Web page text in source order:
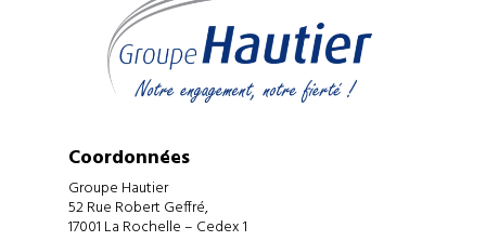
Coordonnées
Groupe Hautier
52 Rue Robert Geffré,
17001 La Rochelle – Cedex 1